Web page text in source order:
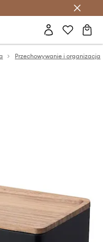
Club >
Przechowywanie i organizacja